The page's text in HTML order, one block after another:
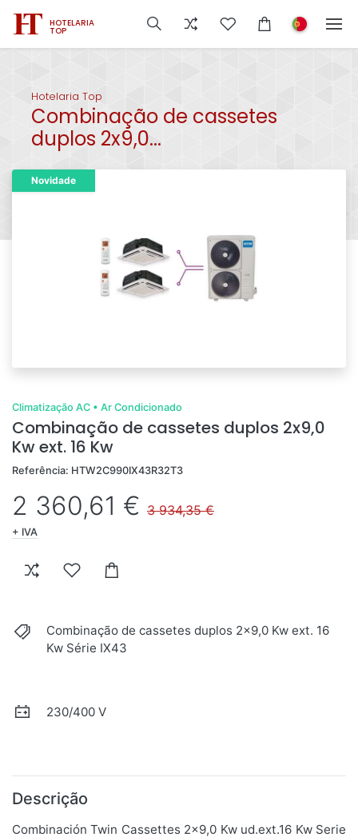
HOTELARIA
TOP
Hotelaria Top
Combinação de cassetes
duplos 2x9,0...
Novidade
Climatização AC • Ar Condicionado
Combinação de cassetes duplos 2x9,0
Kw ext. 16 Kw
Referência: HTW2C990IX43R32T3
2 360,61 € 3 934,35 €
+ IVA
Combinação de cassetes duplos 2x9,0 Kw ext. 16
Kw Série IX43
230/400 V
Descrição
Combinación Twin Cassettes 2x9,0 Kw ud.ext.16 Kw Serie